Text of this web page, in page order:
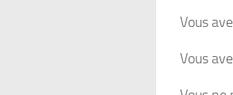
Vous
Vous